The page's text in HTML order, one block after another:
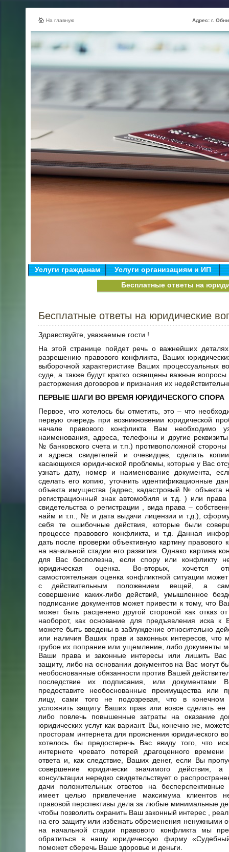
На главную Адрес: г. Обнинск, ул.
Услуги гражданам
Услуги организациям и ИП
Бесплатные ответы на
Бесплатные ответы на юридические
Здравствуйте, уважаемые гости !
На этой странице пойдет речь о важнейших деталях
разрешению правового конфликта, Ваших
выборочной характеристике Ваших процессуальных
суде, а также будут кратко освещены важные
расторжения договоров и признания их
ПЕРВЫЕ ШАГИ ВО ВРЕМЯ ЮРИДИЧЕСКОГО СПОРА
Первое, что хотелось бы отметить, это – что
первую очередь при возникновении юридической
начале правового конфликта Вам необходимо
наименования, адреса, телефоны и другие
№ банковского счета и т.п.) противоположной
и адреса свидетелей и очевидцев, сделать
касающихся юридической проблемы, которые у Вас
узнать дату, номер и наименование документа,
сделать его копию, уточнить идентификационные
объекта имущества (адрес, кадастровый № объекта
регистрационный знак автомобиля и т.д. ) или
свидетельства о регистрации , вида права –
найм и т.п., № и дата выдачи лицензии и т.д.),
себя те ошибочные действия, которые были
процессе правового конфликта, и т.д. Данная
дать после проверки объективную картину правового
на начальной стадии его развития. Однако картина
для Вас бесполезна, если спору или конфликту
юридическая оценка. Во-вторых, хочется
самостоятельная оценка конфликтной ситуации
с действительным положением вещей, а
совершение каких-либо действий, умышленное
подписание документов может привести к тому, что
может быть расценено другой стороной как отказ
наоборот, как основание для предъявления иска
можете быть введены в заблуждение относительно
или наличия Ваших прав и законных интересов, что
грубое их попрание или ущемление, либо документы
Ваши права и законные интересы или лишить
защиту, либо на основании документов на Вас могут
необоснованные обязанности против Вашей
последствие их подписания, или документами
предоставите необоснованные преимущества или
лицу, сами того не подозревая, что в конечном
усложнить защиту Ваших прав или вовсе сделать ее
либо повлечь повышенные затраты на оказание
юридических услуг как вариант. Вы, конечно же,
просторам интернета для прояснения юридического
хотелось бы предостеречь Вас ввиду того, что
интернете чревато потерей драгоценного
ответа и, как следствие, Ваших денег, если Вы
совершение юридически значимого действия, а
консультации нередко свидетельствует о
дачи положительных ответов на
имеет целью привлечение максимума клиентов
правовой перспективы дела за любые минимальные
чтобы позволить охранить Ваш законный интерес ,
на его защиту или избежать обременения ненужными
на начальной стадии правового конфликта мы
обратиться в нашу юридическую фирму
поможет сберечь Ваше здоровье и деньги.